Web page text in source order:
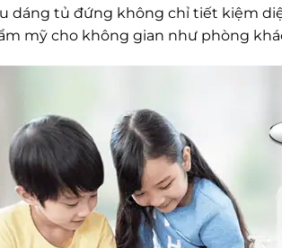
dáng tủ đứng không chỉ tiết kiệm
mỹ cho không gian như phòng